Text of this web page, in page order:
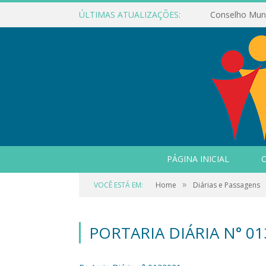
ÚLTIMAS ATUALIZAÇÕES:
PÁGINA INICIAL
VOCÊ ESTÁ EM: Home » Diárias e Passagens
PORTARIA DIÁRIA N°